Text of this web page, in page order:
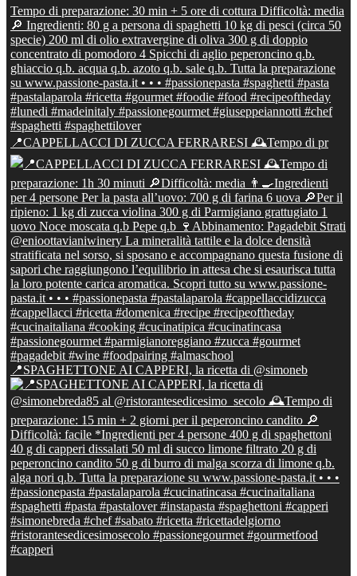
📍CAPPELLACCI DI ZUCCA FERRARESI 🕰Tempo di pr
📍SPAGHETTONE AI CAPPERI, la ricetta di @simoneb